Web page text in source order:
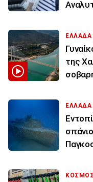
ΕΛΛΑΔΑ
της
ΕΛΛΑΔΑ
ΚΟΣΜΟΣ